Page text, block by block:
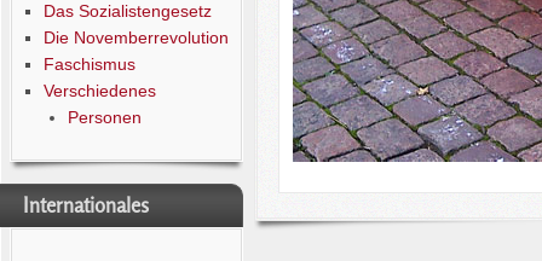
Das Sozialistengesetz
Die Novemberrevolution
Faschismus
Verschiedenes
Personen
Internationales